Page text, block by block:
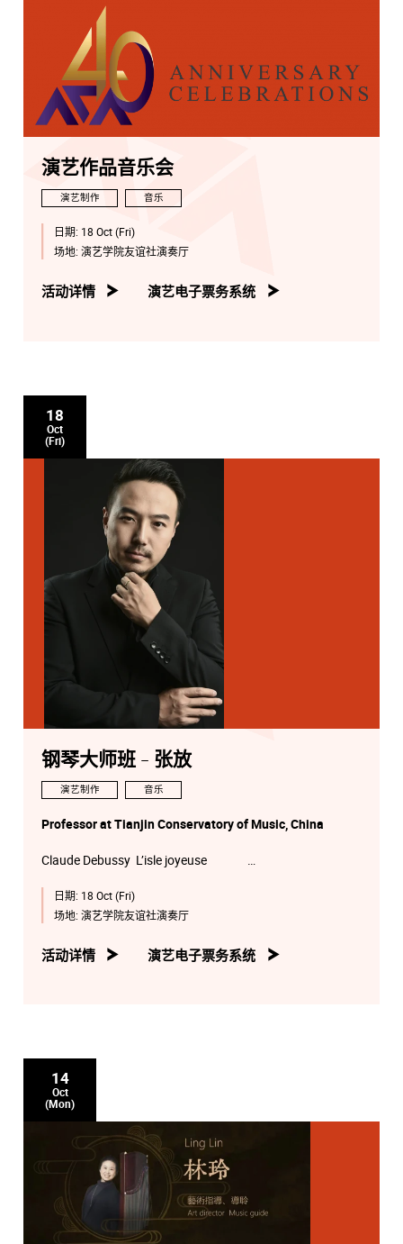
演艺作品音乐会
演艺制作 音乐
日期: 18 Oct (Fri)
场地: 演艺学院友谊社演奏厅
活动详情 演艺电子票务系统
18
Oct
(Fri)
钢琴大师班 - 张放
演艺制作 音乐
Professor at Tianjin Conservatory of Music, China
Claude Debussy L’isle joyeuse
HU Qiyuan (BMus2)
No.9
Jetthew LEE Paak-yu (Junior Student)
日期: 18 Oct (Fri)
场地: 演艺学院友谊社演奏厅
活动详情 演艺电子票务系统
14
Oct
(Mon)